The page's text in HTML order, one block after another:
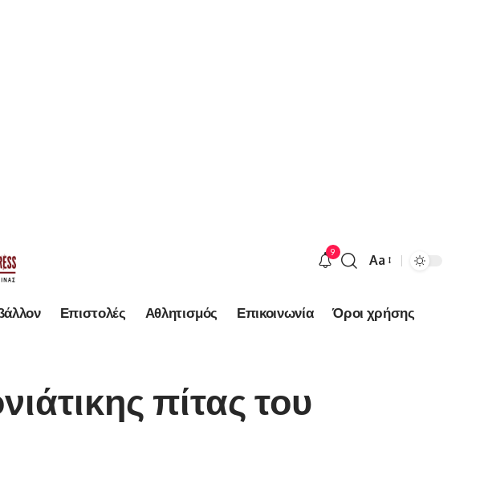
9
Font
Aa
Επιστολές Αθλητισμός Επικοινωνία Όροι χρήσης
πίτας του